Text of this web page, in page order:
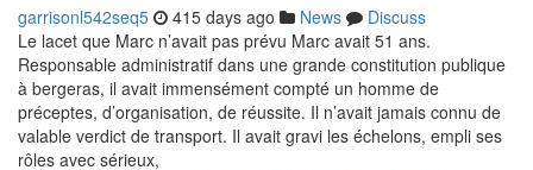
garrisonl542seq5 415 days ago News
Discuss
Le lacet que Marc n’avait pas prévu Marc avait 51 ans.
Responsable administratif dans une grande constitution publique
à bergeras, il avait immensément compté un homme de
préceptes, d’organisation, de réussite. Il n’avait jamais connu de
valable verdict de transport. Il avait gravi les échelons, empli ses
rôles avec sérieux,